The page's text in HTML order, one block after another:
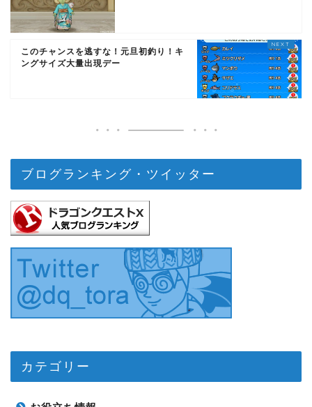
このチャンスを逃すな！元旦初釣り！キ
ングサイズ大量出現デー
ブログランキング・ツイッター
カテゴリー